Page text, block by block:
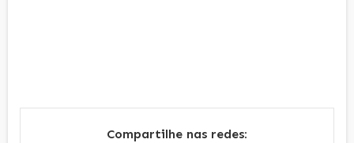
Compartilhe nas redes: